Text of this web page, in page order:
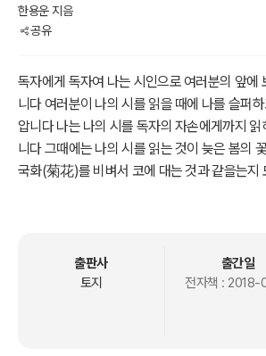
한용운 지음
공유
독자에게 독자여 나는 시인으로 여러분의 앞에
니다 여러분이 나의 시를 읽을 때에 나를 슬퍼
압니다 나는 나의 시를 독자의 자손에게까지
니다 그때에는 나의 시를 읽는 것이 늦은 봄의
국화(菊花)를 비벼서 코에 대는 것과 같을는지
출판사
토지
출간일
전자책 : 2018-